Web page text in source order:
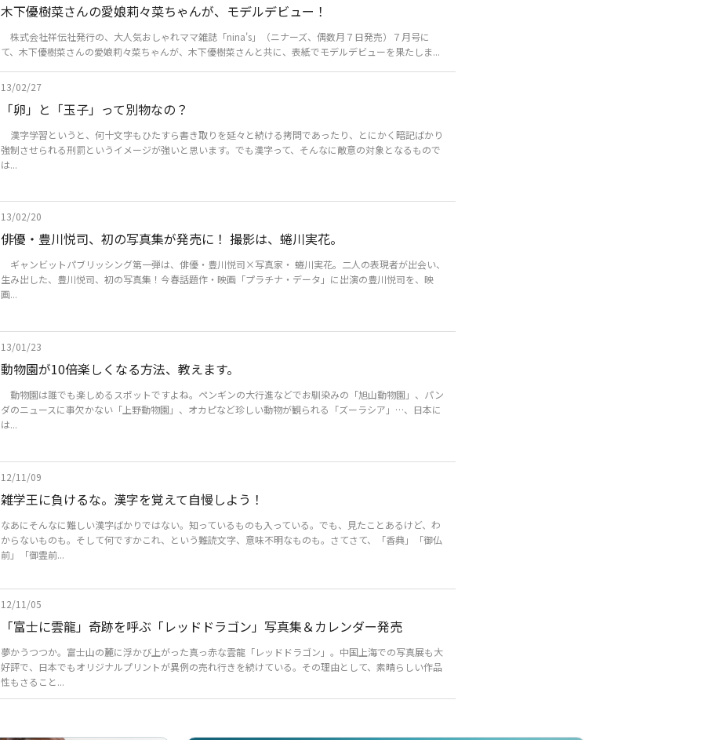
木下優樹菜さんの愛娘莉々菜ちゃんが、モデルデビュー！
株式会社祥伝社発行の、大人気おしゃれママ雑誌「nina's」（ニナーズ、偶数月７日発売）７月号に
て、木下優樹菜さんの愛娘莉々菜ちゃんが、木下優樹菜さんと共に、表紙でモデルデビューを果たしま...
13/02/27
「卵」と「玉子」って別物なの？
漢字学習というと、何十文字もひたすら書き取りを延々と続ける拷問であったり、とにかく暗記ばかり
強制させられる刑罰というイメージが強いと思います。でも漢字って、そんなに敵意の対象となるもので
は...
13/02/20
俳優・豊川悦司、初の写真集が発売に！ 撮影は、蜷川実花。
ギャンビットパブリッシング第一弾は、俳優・豊川悦司×写真家・ 蜷川実花。二人の表現者が出会い、
生み出した、豊川悦司、初の写真集！今春話題作・映画「プラチナ・データ」に出演の豊川悦司を、映
画...
13/01/23
動物園が10倍楽しくなる方法、教えます。
動物園は誰でも楽しめるスポットですよね。ペンギンの大行進などでお馴染みの「旭山動物園」、パン
ダのニュースに事欠かない「上野動物園」、オカピなど珍しい動物が観られる「ズーラシア」…、日本に
は...
12/11/09
雑学王に負けるな。漢字を覚えて自慢しよう！
なあにそんなに難しい漢字ばかりではない。知っているものも入っている。でも、見たことあるけど、わ
からないものも。そして何ですかこれ、という難読文字、意味不明なものも。さてさて、「香典」「御仏
前」「御霊前...
12/11/05
「富士に雲龍」奇跡を呼ぶ「レッドドラゴン」写真集＆カレンダー発売
夢かうつつか。富士山の麓に浮かび上がった真っ赤な雲龍「レッドドラゴン」。中国上海での写真展も大
好評で、日本でもオリジナルプリントが異例の売れ行きを続けている。その理由として、素晴らしい作品
性もさること...